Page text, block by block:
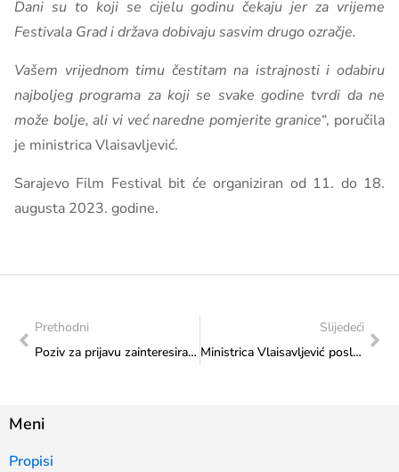
Dani su to koji se cijelu godinu čekaju jer za vrijeme
Festivala Grad i država dobivaju sasvim drugo ozračje.
Vašem vrijednom timu čestitam na istrajnosti i odabiru
najboljeg programa za koji se svake godine tvrdi da ne
može bolje, ali vi već naredne pomjerite granice“, poručila
je ministrica Vlaisavljević.
Sarajevo Film Festival bit će organiziran od 11. do 18.
augusta 2023. godine.
Prethodni
Poziv za prijavu zainteresirani kandidata za Otvorene nominacije za UNESCO ICM nagradu za obrazovanje / obuku u borilačkim vještinama
Slijedeći
Ministrica Vlaisavljević poslala poruku povodom 12. 8. – Međunarodnog dana mladih: Ne dozvolite da misle vašom glavom
Meni
Propisi